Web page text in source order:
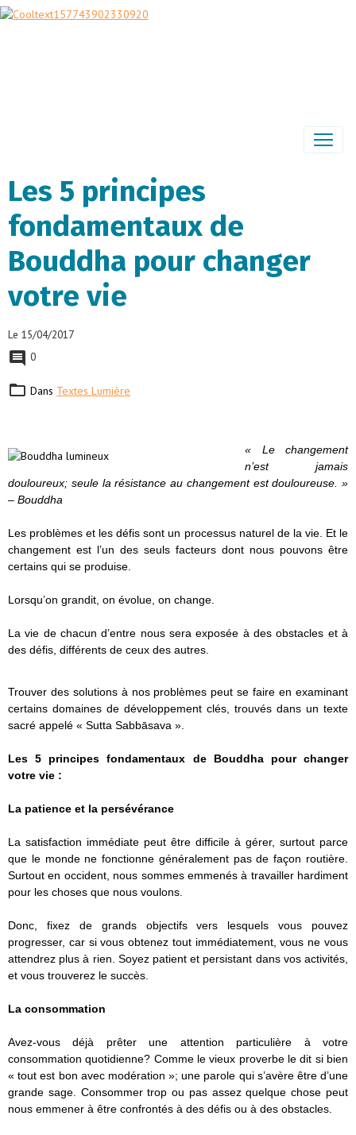
Les 5 principes
fondamentaux de
Bouddha pour changer
votre vie
Le 15/04/2017
0
Dans Textes Lumière
« Le changement
n’est jamais
douloureux; seule la résistance au changement est douloureuse. »
– Bouddha
Les problèmes et les défis sont un processus naturel de la vie. Et le
changement est l’un des seuls facteurs dont nous pouvons être
certains qui se produise.
Lorsqu’on grandit, on évolue, on change.
La vie de chacun d’entre nous sera exposée à des obstacles et à
des défis, différents de ceux des autres.
Trouver des solutions à nos problèmes peut se faire en examinant
certains domaines de développement clés, trouvés dans un texte
sacré appelé « Sutta Sabbāsava ».
Les 5 principes fondamentaux de Bouddha pour changer
votre vie :
La patience et la persévérance
La satisfaction immédiate peut être difficile à gérer, surtout parce
que le monde ne fonctionne généralement pas de façon routière.
Surtout en occident, nous sommes emmenés à travailler hardiment
pour les choses que nous voulons.
Donc, fixez de grands objectifs vers lesquels vous pouvez
progresser, car si vous obtenez tout immédiatement, vous ne vous
attendrez plus à rien. Soyez patient et persistant dans vos activités,
et vous trouverez le succès.
La consommation
Avez-vous déjà prêter une attention particulière à votre
consommation quotidienne? Comme le vieux proverbe le dit si bien
« tout est bon avec modération »; une parole qui s’avère être d’une
grande sage. Consommer trop ou pas assez quelque chose peut
nous emmener à être confrontés à des défis ou à des obstacles.